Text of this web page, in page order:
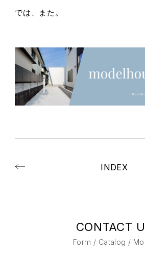
では、また。
INDEX
CONTACT
Form / Catalog /